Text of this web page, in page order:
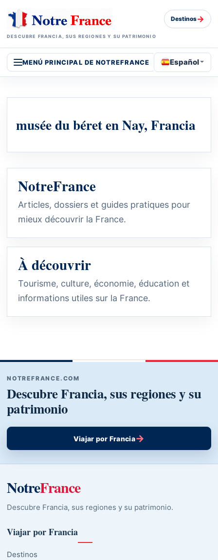
DESCUBRE FRANCIA, SUS REGIONES Y SU PATRIMONIO
Destinos→
MENÚ PRINCIPAL DE NOTREFRANCE Español
musée du béret en Nay, Francia
NotreFrance
Articles, dossiers et guides pratiques pour
mieux découvrir la France.
À découvrir
Tourisme, culture, économie, éducation et
informations utiles sur la France.
NOTREFRANCE.COM
Descubre Francia, sus regiones y su
patrimonio
Viajar por Francia→
NotreFrance
Descubre Francia, sus regiones y su patrimonio.
Viajar por Francia
Destinos